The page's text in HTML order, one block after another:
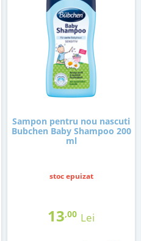
Sampon pentru nou nascuti
Bubchen Baby Shampoo 200
ml
stoc epuizat
13,00 Lei